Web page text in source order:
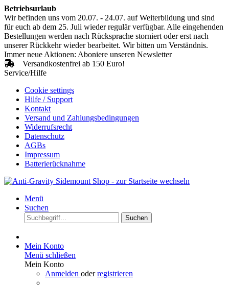
Betriebsurlaub
Wir befinden uns vom 20.07. - 24.07. auf Weiterbildung und sind
für euch ab dem 25. Juli wieder regulär verfügbar. Alle eingehenden
Bestellungen werden nach Rücksprache storniert oder erst nach
unserer Rückkehr wieder bearbeitet. Wir bitten um Verständnis.
Immer neue Aktionen: Aboniere unseren Newsletter
Versandkostenfrei ab 150 Euro!
Service/Hilfe
Cookie settings
Hilfe / Support
Kontakt
Versand und Zahlungsbedingungen
Widerrufsrecht
Datenschutz
AGBs
Impressum
Batterierücknahme
Menü
Suchen
Suchen
Mein Konto
Menü schließen
Mein Konto
Anmelden oderregistrieren